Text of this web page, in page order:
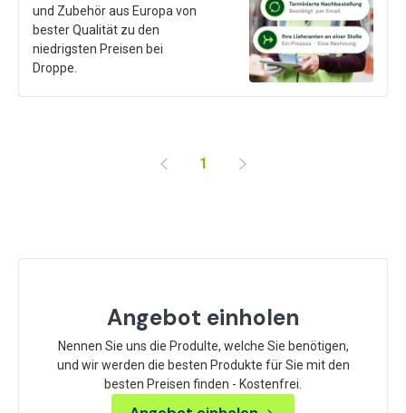
und Zubehör aus Europa von
bester Qualität zu den
niedrigsten Preisen bei
Droppe.
1
Angebot einholen
Nennen Sie uns die Produlte, welche Sie benötigen,
und wir werden die besten Produkte für Sie mit den
besten Preisen finden - Kostenfrei.